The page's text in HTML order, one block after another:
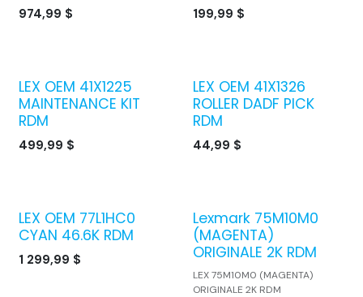
974,99 $ 199,99 $
LEX OEM 41X1225
MAINTENANCE KIT
RDM
499,99 $
LEX OEM 41X1326
ROLLER DADF PICK
RDM
44,99 $
LEX OEM 77L1HC0
CYAN 46.6K RDM
1 299,99 $
Lexmark 75M10M0
(MAGENTA)
ORIGINALE 2K RDM
LEX 75M10M0 (MAGENTA)
ORIGINALE 2K RDM